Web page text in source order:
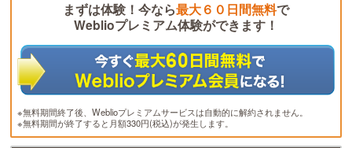
まずは体験！今なら最大６０日間無料で
Weblioプレミアム体験ができます！
※無料期間終了後、Weblioプレミアムサービスは自動的に解約されません。
※無料期間が終了すると月額330円(税込)が発生します。